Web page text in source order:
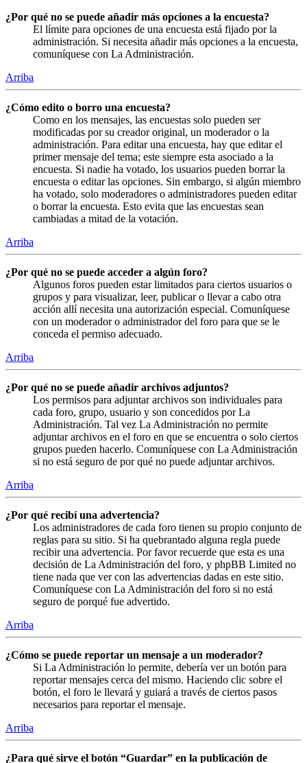
¿Por qué no se puede añadir más opciones a la encuesta?
El límite para opciones de una encuesta está fijado por la
administración. Si necesita añadir más opciones a la encuesta,
comuníquese con La Administración.
Arriba
¿Cómo edito o borro una encuesta?
Como en los mensajes, las encuestas solo pueden ser
modificadas por su creador original, un moderador o la
administración. Para editar una encuesta, hay que editar el
primer mensaje del tema; este siempre esta asociado a la
encuesta. Si nadie ha votado, los usuarios pueden borrar la
encuesta o editar las opciones. Sin embargo, si algún miembro
ha votado, solo moderadores o administradores pueden editar
o borrar la encuesta. Esto evita que las encuestas sean
cambiadas a mitad de la votación.
Arriba
¿Por qué no se puede acceder a algún foro?
Algunos foros pueden estar limitados para ciertos usuarios o
grupos y para visualizar, leer, publicar o llevar a cabo otra
acción allí necesita una autorización especial. Comuníquese
con un moderador o administrador del foro para que se le
conceda el permiso adecuado.
Arriba
¿Por qué no se puede añadir archivos adjuntos?
Los permisos para adjuntar archivos son individuales para
cada foro, grupo, usuario y son concedidos por La
Administración. Tal vez La Administración no permite
adjuntar archivos en el foro en que se encuentra o solo ciertos
grupos pueden hacerlo. Comuníquese con La Administración
si no está seguro de por qué no puede adjuntar archivos.
Arriba
¿Por qué recibí una advertencia?
Los administradores de cada foro tienen su propio conjunto de
reglas para su sitio. Si ha quebrantado alguna regla puede
recibir una advertencia. Por favor recuerde que esta es una
decisión de La Administración del foro, y phpBB Limited no
tiene nada que ver con las advertencias dadas en este sitio.
Comuníquese con La Administración del foro si no está
seguro de porqué fue advertido.
Arriba
¿Cómo se puede reportar un mensaje a un moderador?
Si La Administración lo permite, debería ver un botón para
reportar mensajes cerca del mismo. Haciendo clic sobre el
botón, el foro le llevará y guiará a través de ciertos pasos
necesarios para reportar el mensaje.
Arriba
¿Para qué sirve el botón “Guardar” en la publicación de